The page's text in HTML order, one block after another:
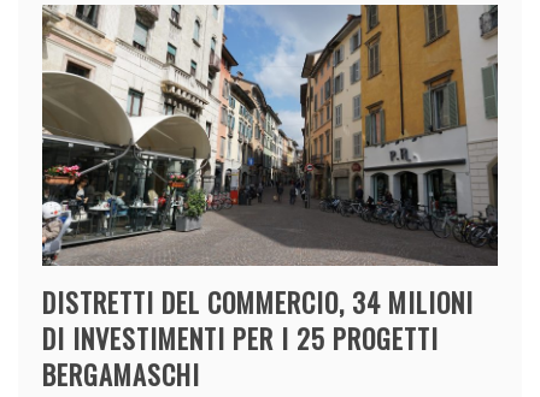
DISTRETTI DEL COMMERCIO, 34 MILIONI
DI INVESTIMENTI PER I 25 PROGETTI
BERGAMASCHI